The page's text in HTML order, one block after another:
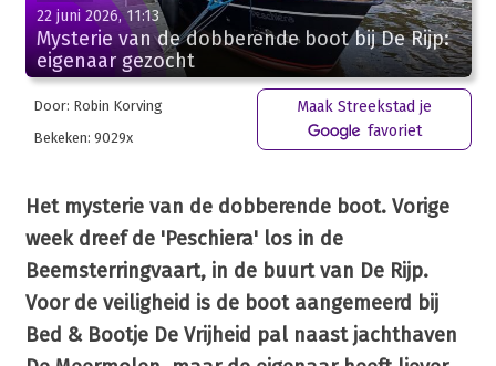
22 juni 2026, 11:13
Mysterie van de dobberende boot bij De Rijp:
eigenaar gezocht
Door: Robin Korving
Bekeken: 9029x
Maak Streekstad je
favoriet
Het mysterie van de dobberende boot. Vorige
week dreef de 'Peschiera' los in de
Beemsterringvaart, in de buurt van De Rijp.
Voor de veiligheid is de boot aangemeerd bij
Bed & Bootje De Vrijheid pal naast jachthaven